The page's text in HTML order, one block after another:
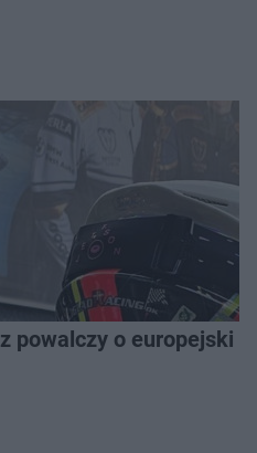
powalczy o europejski